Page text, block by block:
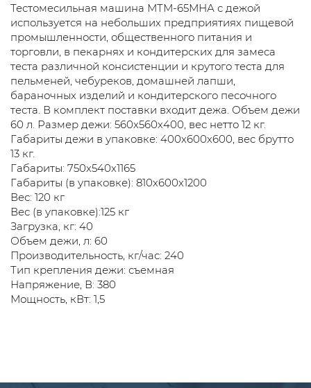
Тестомесильная машина МТМ-65МНА с дежой
используется на небольших предприятиях пищевой
промышленности, общественного питания и
торговли, в пекарнях и кондитерских для замеса
теста различной консистенции и крутого теста для
пельменей, чебуреков, домашней лапши,
бараночных изделий и кондитерского песочного
теста. В комплект поставки входит дежа. Объем дежи
60 л. Размер дежи: 560х560х400, вес нетто 12 кг.
Габариты дежи в упаковке: 400х600х600, вес брутто
13 кг.
Габариты: 750х540х1165
Габариты (в упаковке): 810х600х1200
Вес: 120 кг
Вес (в упаковке):125 кг
Загрузка, кг: 40
Объем дежи, л: 60
Производительность, кг/час: 240
Тип крепления дежи: съемная
Напряжение, В: 380
Мощность, кВт: 1,5